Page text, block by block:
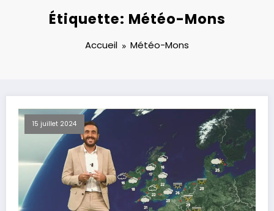
Étiquette: Météo-Mons
Accueil Météo-Mons
15 juillet 2024